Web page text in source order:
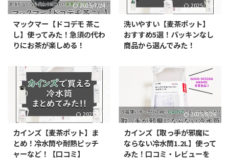
2025/7/24
マックマー【ドコデモ 茶こ
し】使ってみた！急須の代わ
りにお茶が楽しめる！
2025/7/24
洗いやすい【麦茶ポット】
おすすめ5選！パッキンなし
商品から選んでみた！
2023/8/5
カインズ【麦茶ポット】ま
とめ！冷水筒や耐熱ピッチ
ャーなど！【口コミ】
2025/8/26
カインズ【取っ手が邪魔に
ならない冷水筒1.2L】使って
みた！口コミ・レビューを